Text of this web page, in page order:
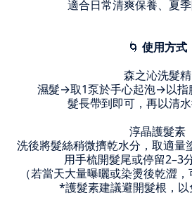
適合日常清爽保養、夏季
🌀 使用方式
森之沁洗髮精
濕髮→取1泵於手心起泡→以指
髮長帶到即可，再以清水
淳晶護髮素
洗後將髮絲稍微擠乾水分，取適量
用手梳開髮尾或停留2–3
（若當天大量曝曬或染燙後乾澀，
*護髮素建議避開髮根，以